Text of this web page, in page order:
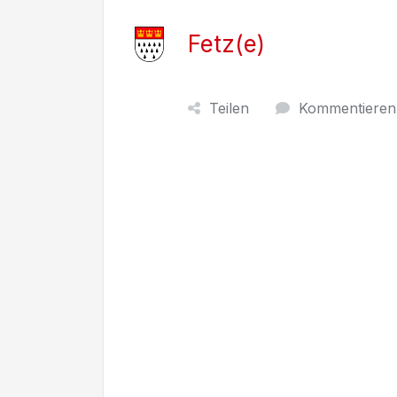
Fetz(e)
Teilen Kommentieren